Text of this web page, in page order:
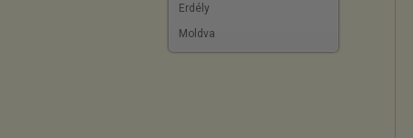
Erdély
Moldva